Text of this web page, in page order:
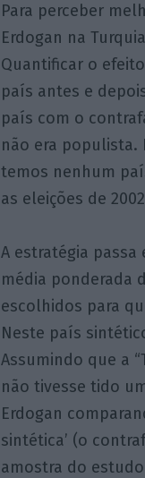
Para perceber
Erdogan na
Quantificar o
país antes e
país com o
não era
temos nenhum
as eleições de
A estratégia
média ponderada
escolhidos para
Neste país
Assumindo que a
não tivesse tido
Erdogan
sintética’ (o
amostra do